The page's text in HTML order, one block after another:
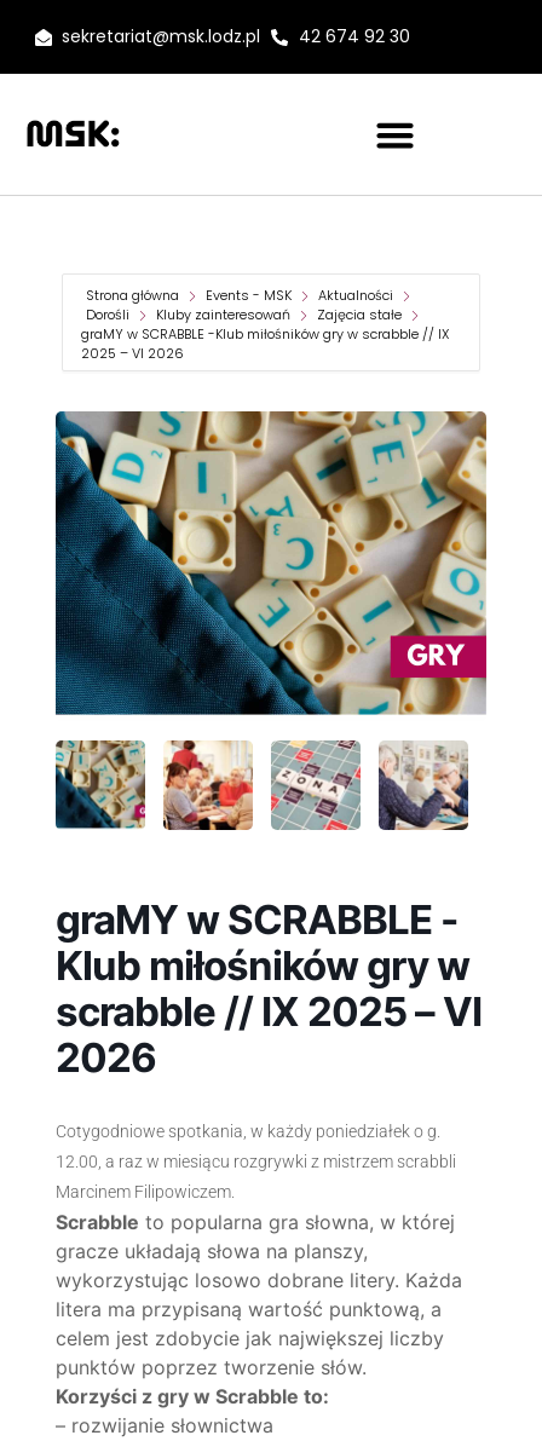
sekretariat@msk.lodz.pl 42 674 92 30
Strona główna Events - MSK
Aktualności
Dorośli
Kluby zainteresowań
Zajęcia stałe
graMY w SCRABBLE -Klub miłośników gry w scrabble // IX
2025 – VI 2026
graMY w SCRABBLE -
Klub miłośników gry w
scrabble // IX 2025 – VI
2026
Cotygodniowe spotkania, w każdy poniedziałek o g.
12.00, a raz w miesiącu rozgrywki z mistrzem scrabbli
Marcinem Filipowiczem.
Scrabble to popularna gra słowna, w której
gracze układają słowa na planszy,
wykorzystując losowo dobrane litery. Każda
litera ma przypisaną wartość punktową, a
celem jest zdobycie jak największej liczby
punktów poprzez tworzenie słów.
Korzyści z gry w Scrabble to:
– rozwijanie słownictwa